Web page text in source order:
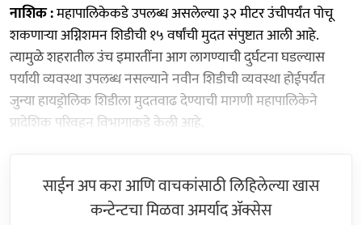
नाशिक :महापालिकेकडे उपलब्ध असलेल्या ३२ मीटर उंचीपर्यंत पोचू
शकणाऱ्या अग्निशमन शिडीची १५ वर्षांची मुदत संपुष्टात आली आहे.
त्यामुळे शहरातील उंच इमारतींना आग लागण्याची दुर्घटना घडल्यास
पर्यायी व्यवस्था उपलब्ध नसल्याने नवीन शिडीची व्यवस्था होईपर्यंत
जुन्या हायड्रोलिक शिडीला मुदतवाढ देण्याची मागणी महापालिकेने
प्रादेशिक परिवहन विभागाकडे केली आहे.
साईन अप करा आणि वाचकांसाठी लिहिलेल्या खास
कन्टेन्टचा मिळवा अमर्याद ॲक्सेस